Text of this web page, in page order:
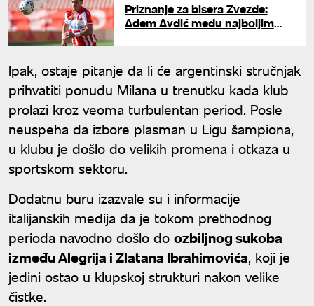
Priznanje za bisera Zvezde:
Adem Avdić među najboljim
Ipak, ostaje pitanje da li će argentinski stručnjak
prihvatiti ponudu Milana u trenutku kada klub
prolazi kroz veoma turbulentan period. Posle
neuspeha da izbore plasman u Ligu šampiona,
u klubu je došlo do velikih promena i otkaza u
sportskom sektoru.
Dodatnu buru izazvale su i informacije
italijanskih medija da je tokom prethodnog
perioda navodno došlo do ozbiljnog sukoba
između Alegrija i Zlatana Ibrahimovića, koji je
jedini ostao u klupskoj strukturi nakon velike
čistke.